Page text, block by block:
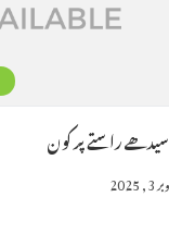
سیدھے راستے پر کون